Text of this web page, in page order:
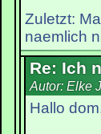
Zuletzt:
naemlich
Re: Ich
Autor: Elke
Hallo